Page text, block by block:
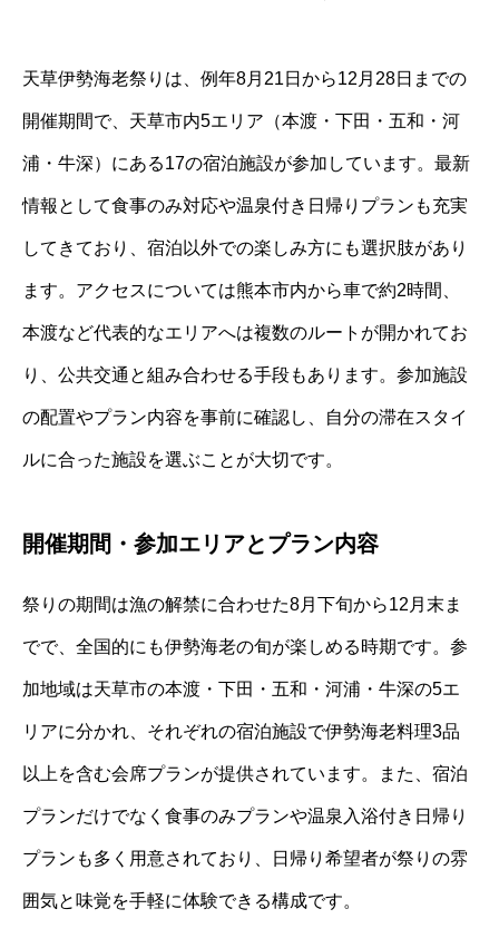
天草伊勢海老祭りは、例年8月21日から12月28日までの
開催期間で、天草市内5エリア（本渡・下田・五和・河
浦・牛深）にある17の宿泊施設が参加しています。最新
情報として食事のみ対応や温泉付き日帰りプランも充実
してきており、宿泊以外での楽しみ方にも選択肢があり
ます。アクセスについては熊本市内から車で約2時間、
本渡など代表的なエリアへは複数のルートが開かれてお
り、公共交通と組み合わせる手段もあります。参加施設
の配置やプラン内容を事前に確認し、自分の滞在スタイ
ルに合った施設を選ぶことが大切です。
開催期間・参加エリアとプラン内容
祭りの期間は漁の解禁に合わせた8月下旬から12月末ま
でで、全国的にも伊勢海老の旬が楽しめる時期です。参
加地域は天草市の本渡・下田・五和・河浦・牛深の5エ
リアに分かれ、それぞれの宿泊施設で伊勢海老料理3品
以上を含む会席プランが提供されています。また、宿泊
プランだけでなく食事のみプランや温泉入浴付き日帰り
プランも多く用意されており、日帰り希望者が祭りの雰
囲気と味覚を手軽に体験できる構成です。